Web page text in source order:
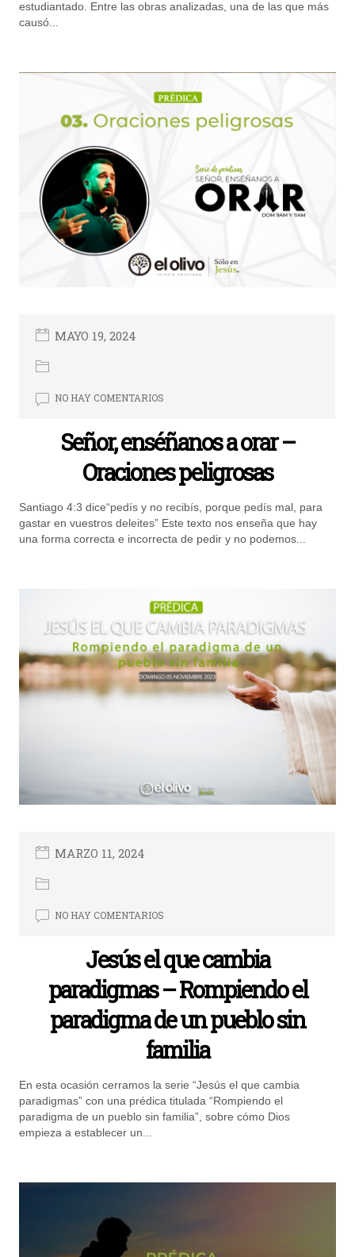
estudiantado. Entre las obras analizadas, una de las que más
causó...
MAYO 19, 2024
NO HAY COMENTARIOS
Señor, enséñanos a orar –
Oraciones peligrosas
Santiago 4:3 dice“pedís y no recibís, porque pedís mal, para
gastar en vuestros deleites” Este texto nos enseña que hay
una forma correcta e incorrecta de pedir y no podemos...
MARZO 11, 2024
NO HAY COMENTARIOS
Jesús el que cambia
paradigmas – Rompiendo el
paradigma de un pueblo sin
familia
En esta ocasión cerramos la serie “Jesús el que cambia
paradigmas” con una prédica titulada “Rompiendo el
paradigma de un pueblo sin familia”, sobre cómo Dios
empieza a establecer un...